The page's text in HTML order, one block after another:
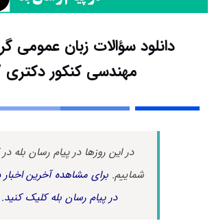
دانلود سؤالات زبان عمومی
مهندسی کنکور دکتری 97
در این روزها در پیام رسان بله در
شماییم.برای مشاهده آخرین
در پیام رسان بله کلیک کنید.